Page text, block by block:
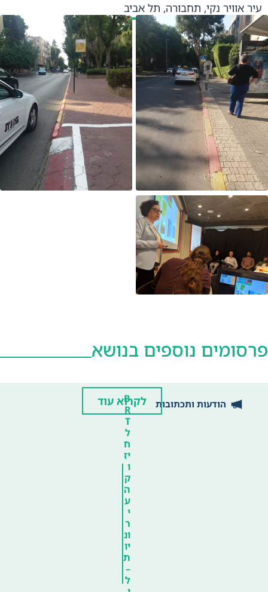
עיר אוויר נקי, תחבורה, תל אביב
פרסומים נוספים בנושא
הודעות ותכתובות
B
R
T
ל
ח
יז
ו
ק
ה
ע
י
ר
ונ
יו
ת
–
ל
לקרוא עוד